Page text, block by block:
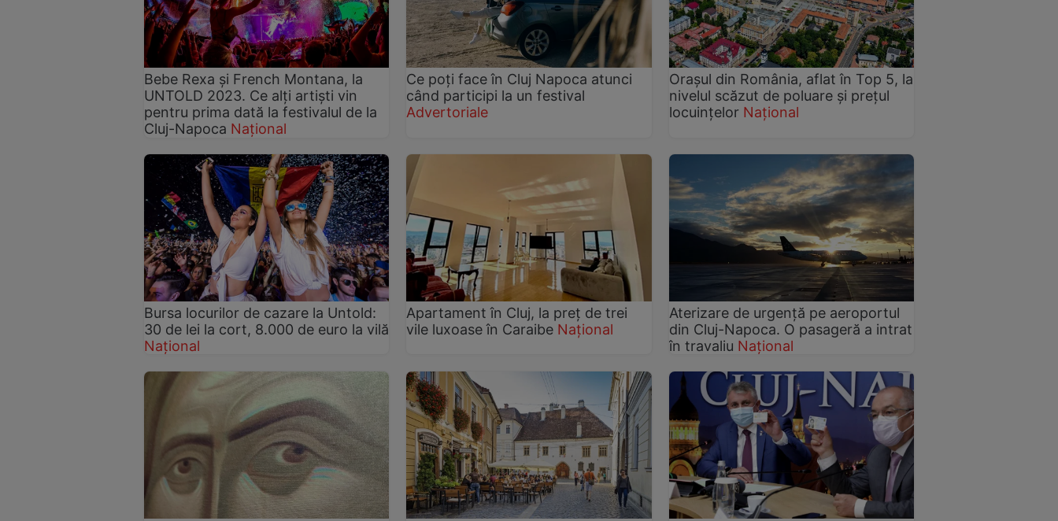
Bebe Rexa și French Montana, la
UNTOLD 2023. Ce alți artiști vin
pentru prima dată la festivalul de la
Cluj-Napoca Național
Ce poți face în Cluj Napoca atunci
când participi la un festival
Advertoriale
Orașul din România, aflat în Top 5, la
nivelul scăzut de poluare și prețul
locuințelor Național
Bursa locurilor de cazare la Untold:
30 de lei la cort, 8.000 de euro la vilă
Național
Apartament în Cluj, la preţ de trei
vile luxoase în Caraibe Național
Aterizare de urgență pe aeroportul
din Cluj-Napoca. O pasageră a intrat
în travaliu Național